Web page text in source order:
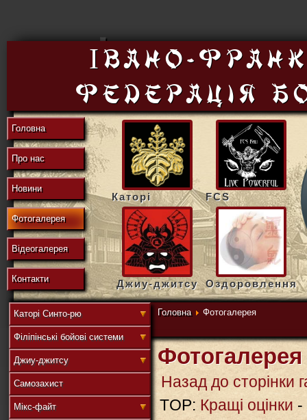
東
の
地
域
連
盟
Івано-
федерацiя
Головна
Про нас
Новини
Фотогалерея
Відеогалерея
Контакти
Каторі FCS
Джиу-джитсу Оздоровлення
Головна Фотогалерея
Каторі Синто-рю
Філіпінські бойові системи
Джиу-джитсу
Самозахист
Мікс-файт
Фотогалерея
Назад до сторінки
TOP: Кращі оцінки -